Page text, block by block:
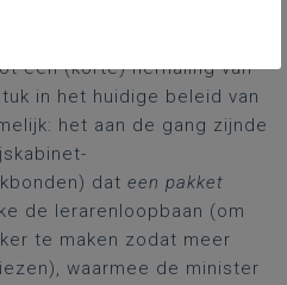
een (korte) herhaling van
in het huidige beleid van
het aan de gang zijnde
dat een pakket
de lerarenloopbaan (om
te maken zodat meer
waarmee de minister